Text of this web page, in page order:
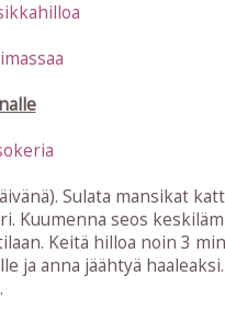
Sulata mansikat
Kuumenna seos
Keitä hilloa noin 3
ja anna jäähtyä